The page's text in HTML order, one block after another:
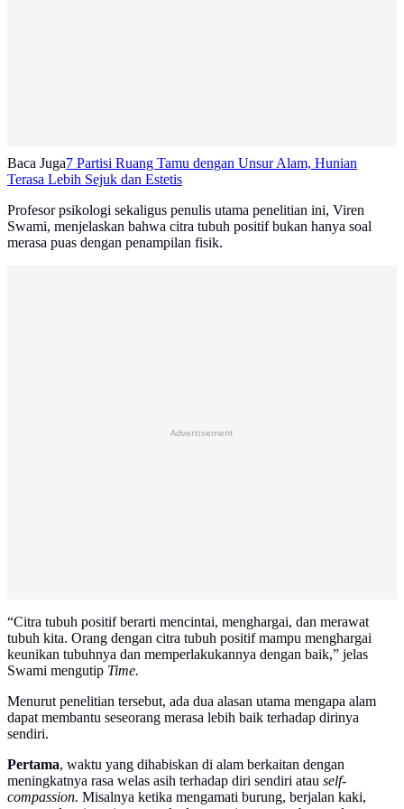
Baca Juga7 Partisi Ruang Tamu dengan Unsur Alam, Hunian
Terasa Lebih Sejuk dan Estetis
Profesor psikologi sekaligus penulis utama penelitian ini, Viren
Swami, menjelaskan bahwa citra tubuh positif bukan hanya soal
merasa puas dengan penampilan fisik.
Advertisement
“Citra tubuh positif berarti mencintai, menghargai, dan merawat
tubuh kita. Orang dengan citra tubuh positif mampu menghargai
keunikan tubuhnya dan memperlakukannya dengan baik,” jelas
Swami mengutip Time.
Menurut penelitian tersebut, ada dua alasan utama mengapa alam
dapat membantu seseorang merasa lebih baik terhadap dirinya
sendiri.
Pertama, waktu yang dihabiskan di alam berkaitan dengan
meningkatnya rasa welas asih terhadap diri sendiri atau self-
compassion. Misalnya ketika mengamati burung, berjalan kaki,